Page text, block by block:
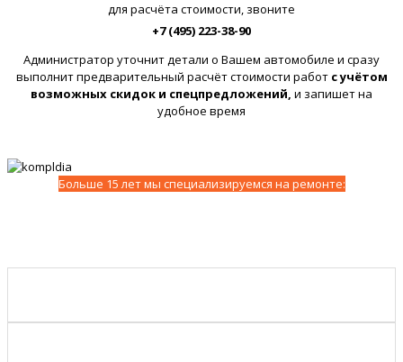
для расчёта стоимости, звоните
+7 (495) 223-38-90
Администратор уточнит детали о Вашем автомобиле и сразу
выполнит предварительный расчёт стоимости работ с учётом
возможных скидок и спецпредложений, и запишет на
удобное время
Больше 15 лет мы специализируемся на ремонте: